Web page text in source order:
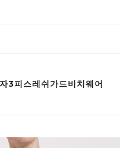
피스레쉬가드비치웨어